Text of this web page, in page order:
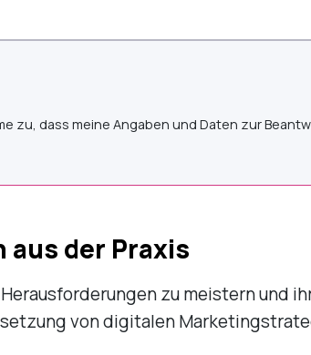
zu, dass meine Angaben und Daten zur
aus der Praxis
zu meistern und
von digitalen